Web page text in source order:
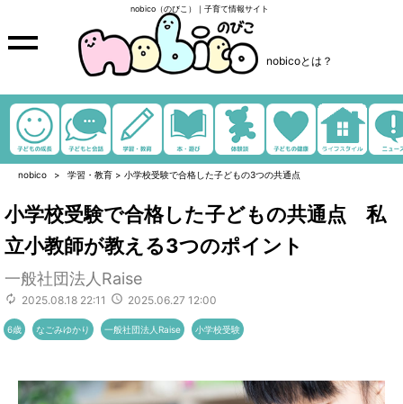
nobico（のびこ）｜子育て情報サイト
nobicoとは？
nobico 学習・教育 > 小学校受験で合格した子どもの3つの共通点
小学校受験で合格した子どもの共通点 私
立小教師が教える3つのポイント
一般社団法人Raise
2025.08.18 22:11 2025.06.27 12:00
6歳 なごみゆかり 一般社団法人Raise 小学校受験